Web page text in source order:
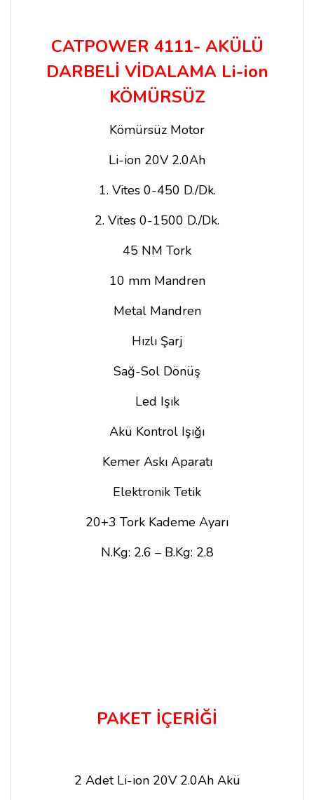
CATPOWER 4111- AKÜLÜ
DARBELİ VİDALAMA Li-ion
KÖMÜRSÜZ
Kömürsüz Motor
Li-ion 20V 2.0Ah
1. Vites 0-450 D./Dk.
2. Vites 0-1500 D./Dk.
45 NM Tork
10 mm Mandren
Metal Mandren
Hızlı Şarj
Sağ-Sol Dönüş
Led Işık
Akü Kontrol Işığı
Kemer Askı Aparatı
Elektronik Tetik
20+3 Tork Kademe Ayarı
N.Kg: 2.6 – B.Kg: 2.8
PAKET İÇERİĞİ
2 Adet Li-ion 20V 2.0Ah Akü